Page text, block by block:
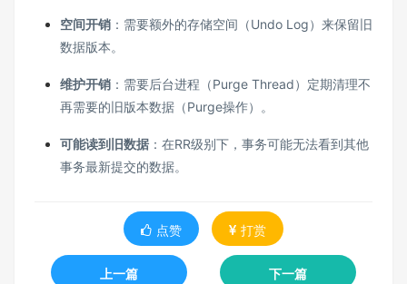
空间开销 ：需要额外的存储空间（Undo Log）来保留旧
数据版本。
维护开销 ：需要后台进程（Purge Thread）定期清理不
再需要的旧版本数据（Purge操作）。
可能读到旧数据 ：在RR级别下，事务可能无法看到其他
事务最新提交的数据。
点赞 打赏
上一篇 下一篇